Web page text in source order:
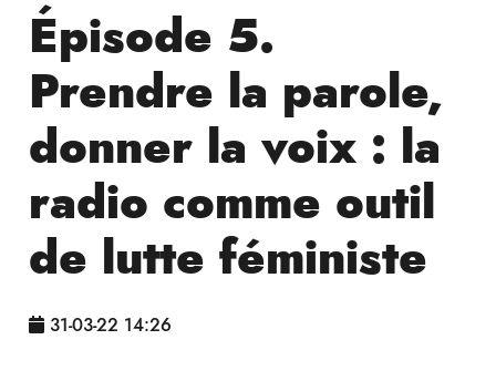
Épisode 5.
Prendre la parole,
donner la voix : la
radio comme outil
de lutte féministe
31-03-22 14:26